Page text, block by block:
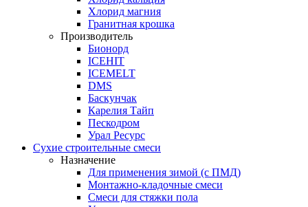
Хлорид магния
Гранитная крошка
Производитель
Бионорд
ICEHIT
ICEMELT
DMS
Баскунчак
Карелия Тайп
Пескодром
Урал Ресурс
Сухие строительные смеси
Назначение
Для применения зимой (с ПМД)
Монтажно-кладочные смеси
Смеси для стяжки пола